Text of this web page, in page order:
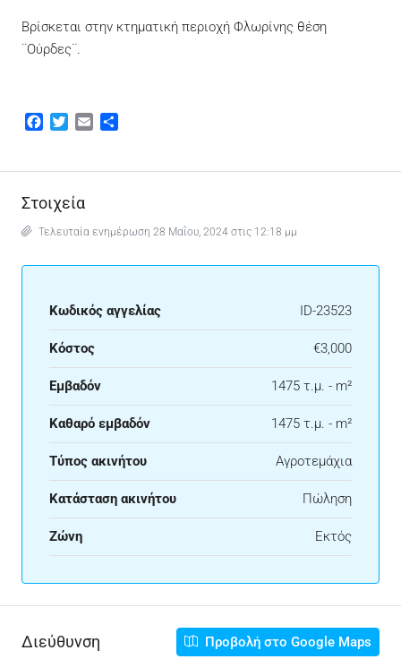
Βρίσκεται στην κτηματική περιοχή Φλωρίνης θέση
¨Ούρδες¨.
Facebook
TwitterEmail
Στοιχεία
Τελευταία ενημέρωση 28 Μαΐου, 2024 στις 12:18 μμ
Κωδικός αγγελίας ID-23523
Κόστος €3,000
Εμβαδόν 1475 τ.μ. - m²
Καθαρό εμβαδόν 1475 τ.μ. - m²
Τύπος ακινήτου Αγροτεμάχια
Κατάσταση ακινήτου Πώληση
Ζώνη Εκτός
Διεύθυνση Προβολή στο Google Maps